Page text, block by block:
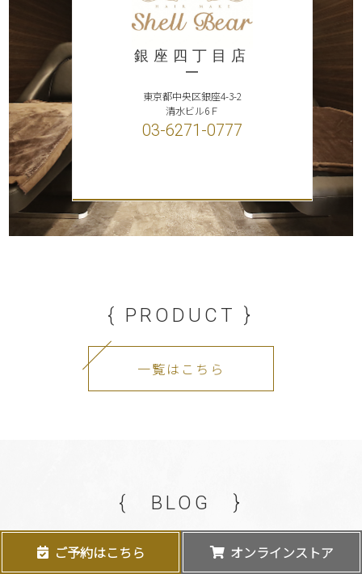
銀座四丁目店
東京都中央区銀座4-3-2
清水ビル6Ｆ
03-6271-0777
{ PRODUCT }
一覧はこちら
{ BLOG }
ご予約はこちら オンラインストア